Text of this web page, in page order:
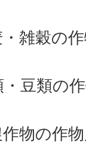
雑穀の
豆類の
物の作